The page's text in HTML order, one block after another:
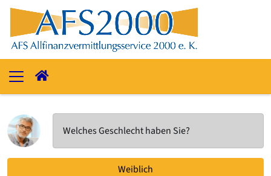
Welches Geschlecht haben Sie?
Weiblich